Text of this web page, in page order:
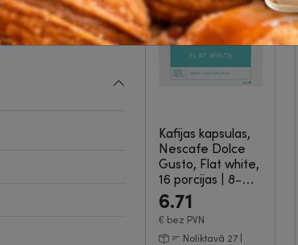
Kafijas kapsulas,
Nescafe Dolce
Gusto, Flat white,
16 porcijas
8-
04-494
6.71
€ bez PVN
Noliktavā 27 |